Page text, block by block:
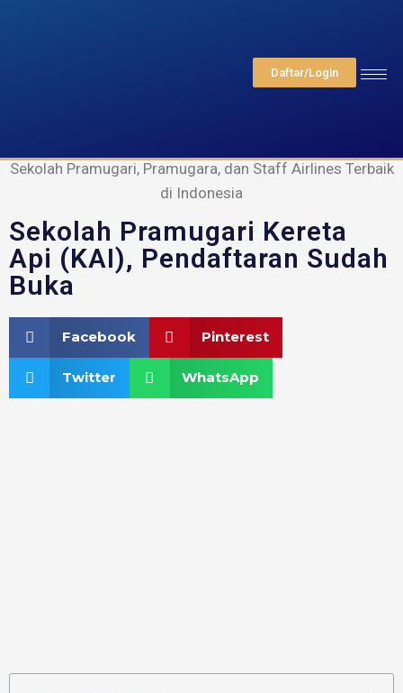
Daftar/Login
Sekolah Pramugari, Pramugara, dan Staff Airlines Terbaik
di Indonesia
Sekolah Pramugari Kereta
Api (KAI), Pendaftaran Sudah
Buka
Facebook Pinterest
Twitter WhatsApp